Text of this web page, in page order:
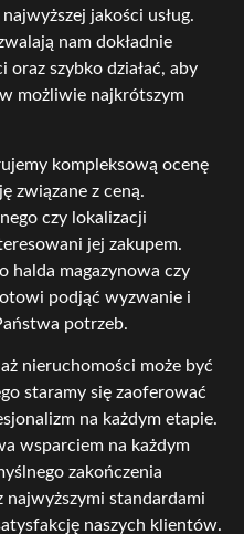
jakości usług.
nam dokładnie
szybko działać, aby
możliwie najkrótszym
kompleksową ocenę
związane z ceną.
czy lokalizacji
jej zakupem.
halda magazynowa czy
podjąć wyzwanie i
potrzeb.
nieruchomości może być
staramy się zaoferować
na każdym etapie.
wsparciem na każdym
zakończenia
najwyższymi standardami
naszych klientów.